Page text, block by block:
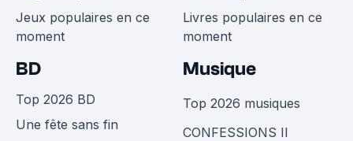
Jeux populaires en ce
moment
Livres populaires en ce
moment
BD
Top 2026 BD
Une fête sans fin
Musique
Top 2026 musiques
CONFESSIONS II